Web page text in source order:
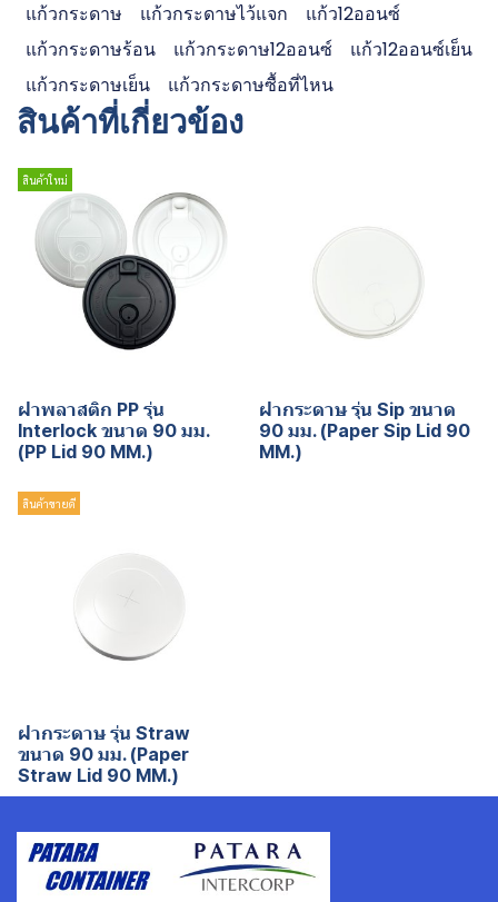
แก้วกระดาษ
แก้วกระดาษไว้แจก
แก้ว12ออนซ์
แก้วกระดาษร้อน
แก้วกระดาษ12ออนซ์
แก้ว12ออนซ์เย็น
แก้วกระดาษเย็น
แก้วกระดาษซื้อที่ไหน
สินค้าที่เกี่ยวข้อง
สินค้าใหม่
ฝาพลาสติก PP รุ่น
Interlock ขนาด 90 มม.
(PP Lid 90 MM.)
ฝากระดาษ รุ่น Sip ขนาด
90 มม. (Paper Sip Lid 90
MM.)
สินค้าขายดี
ฝากระดาษ รุ่น Straw
ขนาด 90 มม. (Paper
Straw Lid 90 MM.)